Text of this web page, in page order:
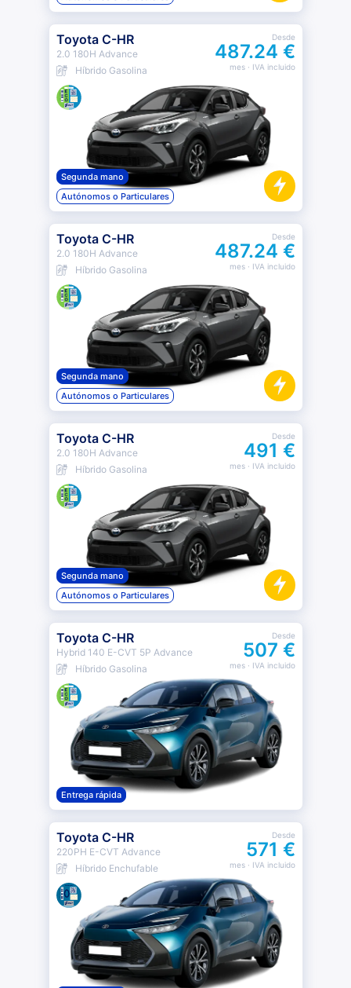
Toyota C-HR
2.0 180H Advance
Híbrido Gasolina
Desde
487.24 €
mes· IVA incluido
Segunda mano
Autónomos o Particulares
Toyota C-HR
2.0 180H Advance
Híbrido Gasolina
Desde
487.24 €
mes· IVA incluido
Segunda mano
Autónomos o Particulares
Toyota C-HR
2.0 180H Advance
Híbrido Gasolina
Desde
491 €
mes· IVA incluido
Segunda mano
Autónomos o Particulares
Toyota C-HR
Hybrid 140 E-CVT 5P Advance
Híbrido Gasolina
Desde
507 €
mes· IVA incluido
Entrega rápida
Toyota C-HR
220PH E-CVT Advance
Híbrido Enchufable
Desde
571 €
mes· IVA incluido